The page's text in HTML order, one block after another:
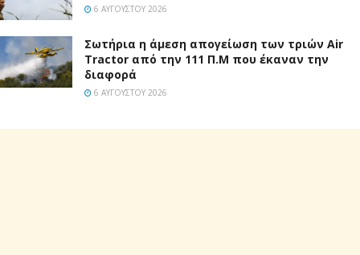
6 ΑΥΓΟΎΣΤΟΥ 2026
Σωτήρια η άμεση απογείωση των τριών Air
Tractor από την 111 Π.M που έκαναν την
διαφορά
6 ΑΥΓΟΎΣΤΟΥ 2026